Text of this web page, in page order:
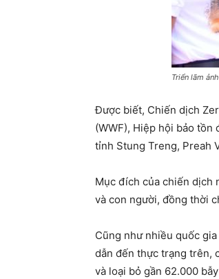
Triển lãm
Được biết, Chiến dịch
(WWF), Hiệp hội bảo
tỉnh Stung Treng, Preah
Mục đích của chiến dịch
và con người, đồng thời
Cũng như nhiều quốc
dẫn đến thực trạng trên,
và loại bỏ gần 62.000